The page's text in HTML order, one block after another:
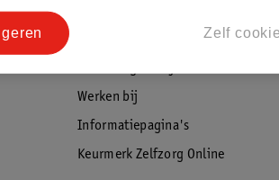
Werken bij
Informatiepagina's
Keurmerk Zelfzorg Online
Zelf